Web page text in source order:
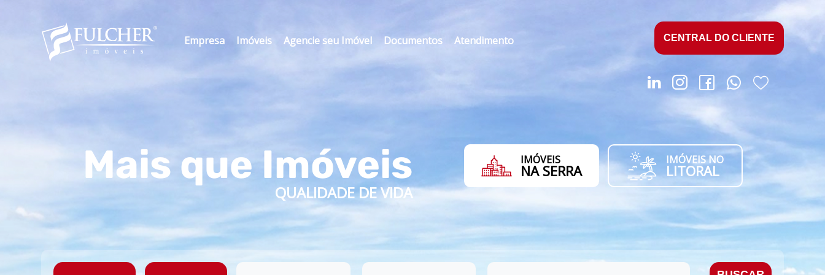
Empresa Imóveis Agencie seu Imóvel Documentos Atendimento CENTRAL DO CLIENTE
Mais que Imóveis
QUALIDADE DE VIDA
IMÓVEIS
NA SERRA
IMÓVEIS NO
LITORAL